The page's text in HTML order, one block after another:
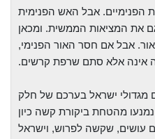
הפנימיים. אבל האש הפנימית
את המציאות הממשית. ומכאן
אבל אם חסר האור הפנימי,
אינה אלא סתם שרפת קרשים.
ישראל בערכם של חלק
מהטחת ביקורת קשה כיון
עושים, שקשה לפרוש, וישראל